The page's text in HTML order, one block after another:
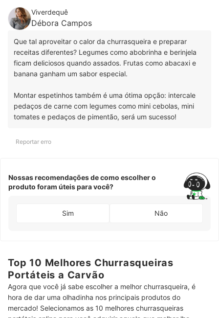
Viverdequê
Débora Campos
Que tal aproveitar o calor da churrasqueira e preparar
receitas diferentes? Legumes como abobrinha e berinjela
ficam deliciosos quando assados. Frutas como abacaxi e
banana ganham um sabor especial.
Montar espetinhos também é uma ótima opção: intercale
pedaços de carne com legumes como mini cebolas, mini
tomates e pedaços de pimentão, será um sucesso!
Reportar erro
Nossas recomendações de como escolher o
produto foram úteis para você?
Sim Não
Top 10 Melhores Churrasqueiras
Portáteis a Carvão
Agora que você já sabe escolher a melhor churrasqueira, é
hora de dar uma olhadinha nos principais produtos do
mercado! Selecionamos as 10 melhores churrasqueiras